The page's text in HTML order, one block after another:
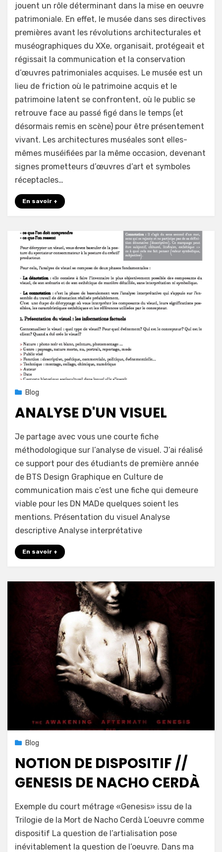
concentriques
//
L’oeuvre
au
du
pli
jouent un rôle déterminant dans la mise en oeuvre
patrimoniale. En effet, le musée dans ses directives
premières avant les révolutions architecturales et
muséographiques du XXe, organisait, protégeait et
régissait la communication et la conservation
d’œuvres patrimoniales acquises. Le musée est un
lieu de friction où le patrimoine acquis et le
patrimoine latent se confrontent, où le public se
retrouve face au passé figé dans le temps (et
désormais remis en scène) pour être présentement
vivant. Les architectures muséales sont elles-
mêmes muséifiées par la même occasion, devenant
signes prometteurs d’œuvres d’art et symboles
réceptacles…
En savoir +
Posted18 avril 2020
Blog
ANALYSE D'UN VISUEL
mapconcept
Leave a comment
d'un
visuel
Je partage avec vous une courte fiche
méthodologique sur l’analyse de visuel. J’ai réalisé
ce support pour des étudiants de première année
de BTS Design Graphique en Culture de
communication mais c’est une fiche qui demeure
viable pour les DN MADe quelques soient les
mentions. Présentation du visuel Analyse
descriptive Analyse interprétative
En savoir +
Posted18 avril 2020
Blog
NOTION DE DISPOSITIF //
GENESIS DE NACHO CERDÀ
mapconcept
Leave a comment
de
dispositif
//
Exemple du court métrage «Genesis» issu de la
Trilogie de la Mort de Nacho Cerdà L’oeuvre comme
dispositif La question de l’artialisation pose
inévitablement la question de l’oeuvre. Dans ma